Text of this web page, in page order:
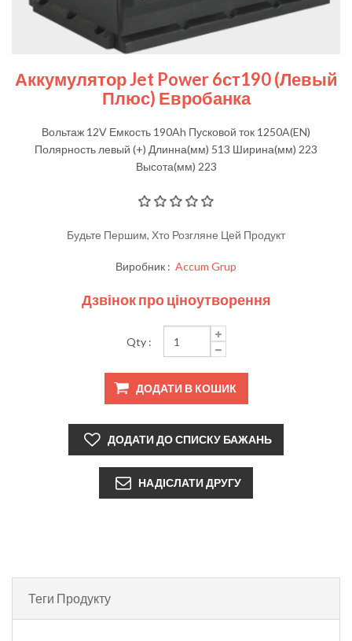
Аккумулятор Jet Power 6ст190 (левый
Плюс) Евробанка
Вольтаж 12V Емкость 190Ah Пусковой ток 1250A(EN)
Полярность левый (+) Длинна(мм) 513 Ширина(мм) 223
Высота(мм) 223
Будьте Першим, Хто Розгляне Цей Продукт
Виробник : Accum Grup
Дзвінок про ціноутворення
Qty :
Теги Продукту